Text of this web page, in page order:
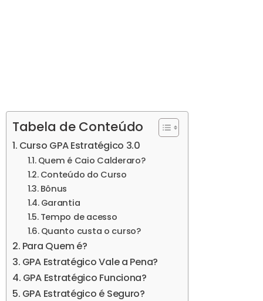
Tabela de Conteúdo
Curso GPA Estratégico 3.0
Quem é Caio Calderaro?
Conteúdo do Curso
Bônus
Garantia
Tempo de acesso
Quanto custa o curso?
Para Quem é?
GPA Estratégico Vale a Pena?
GPA Estratégico Funciona?
GPA Estratégico é Seguro?